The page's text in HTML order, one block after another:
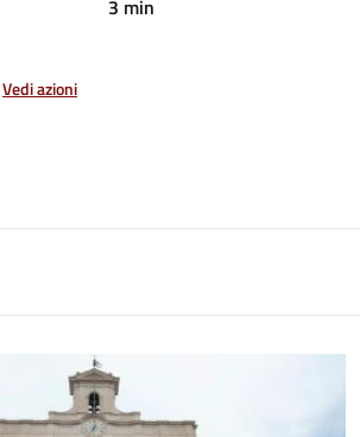
3 min
Vedi azioni